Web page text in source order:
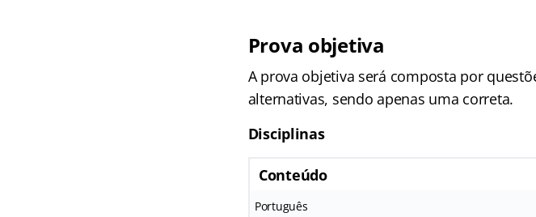
Prova objetiva
A prova objetiva será composta por
alternativas, sendo apenas uma correta.
Disciplinas
Conteúdo
Português